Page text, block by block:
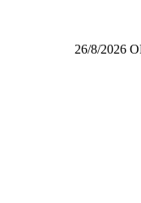
26/8/2026